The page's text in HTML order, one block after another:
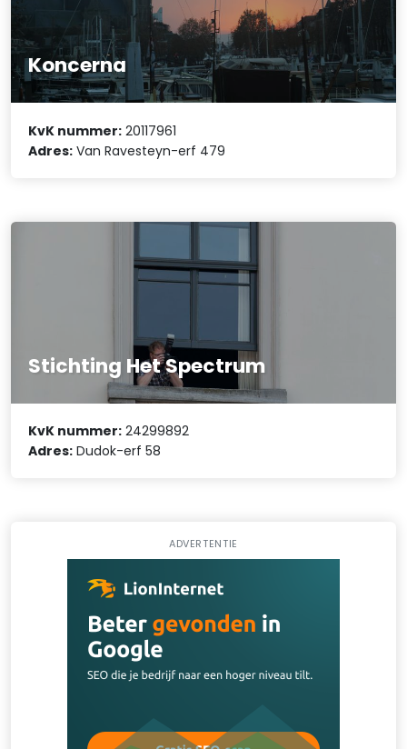
Koncerna
KvK nummer: 20117961
Adres: Van Ravesteyn-erf 479
Stichting Het Spectrum
KvK nummer: 24299892
Adres: Dudok-erf 58
ADVERTENTIE